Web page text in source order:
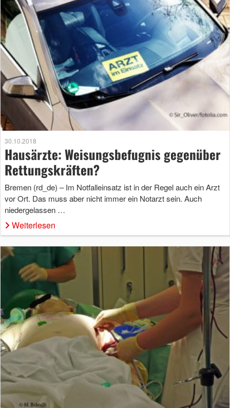
30.10.2018
Hausärzte: Weisungsbefugnis gegenüber
Rettungskräften?
Bremen (rd_de) – Im Notfalleinsatz ist in der Regel auch ein Arzt
vor Ort. Das muss aber nicht immer ein Notarzt sein. Auch
niedergelassen …
Weiterlesen